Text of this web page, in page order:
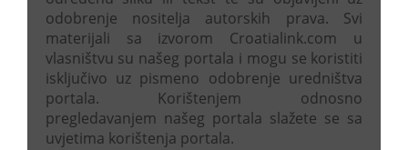
odobrenje nositelja autorskih prava. Svi
materijali sa izvorom Croatialink.com u
vlasništvu su našeg portala i mogu se koristiti
isključivo uz pismeno odobrenje uredništva
portala. Korištenjem odnosno
pregledavanjem našeg portala slažete se sa
uvjetima korištenja portala.